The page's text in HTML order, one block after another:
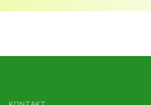
Aromaterapie
Výhodná balení pro zvířata
Zelené potraviny ve výhodném